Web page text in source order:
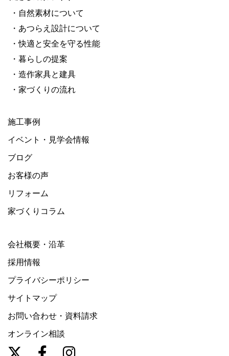
・自然素材について
・あつらえ設計について
・快適と安全を守る性能
・暮らしの提案
・造作家具と建具
・家づくりの流れ
施工事例
イベント・見学会情報
ブログ
お客様の声
リフォーム
家づくりコラム
会社概要・沿革
採用情報
プライバシーポリシー
サイトマップ
お問い合わせ・資料請求
オンライン相談